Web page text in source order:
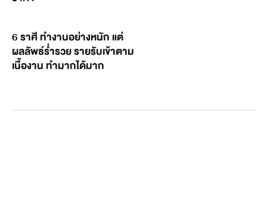
6 ราศี ทำงานอย่างหนัก แต่
ผลลัพธ์ร่ำรวย รายรับเข้าตาม
เนื้องาน ทำมากได้มาก